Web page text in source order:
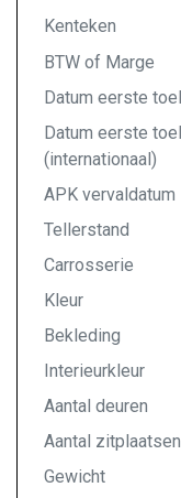
L3
Cruise
tot 10 jaar
Grote
Toyota te
Prijs:
VERKOCHT
Auto Kool is een
gespecialiseerd
van hybride en
afspraak (ook
Kenteken
BTW of Marge
Datum eerste
Datum eerste
(internationaal)
APK vervaldatum
Tellerstand
Carrosserie
Kleur
Bekleding
Interieurkleur
Aantal deuren
Aantal zitplaatsen
Gewicht